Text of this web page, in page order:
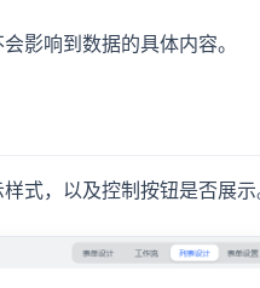
影响到数据的具体内容。
式，以及控制按钮是否展示